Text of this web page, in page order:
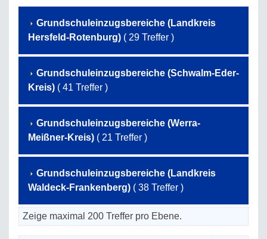
Grundschuleinzugsbereiche (Landkreis
Hersfeld-Rotenburg) ( 29 Treffer )
Grundschuleinzugsbereiche (Schwalm-Eder-
Kreis) ( 41 Treffer )
Grundschuleinzugsbereiche (Werra-
Meißner-Kreis) ( 21 Treffer )
Grundschuleinzugsbereiche (Landkreis
Waldeck-Frankenberg) ( 38 Treffer )
Zeige maximal 200 Treffer pro Ebene.